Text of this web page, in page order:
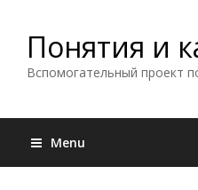
Понятия и
Вспомогательный проект
Menu